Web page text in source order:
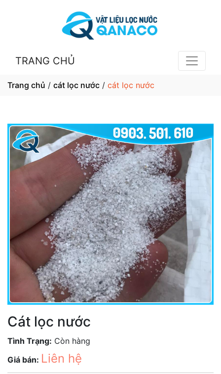
TRANG CHỦ
Trang chủ / cát lọc nước / cát lọc nước
Cát lọc nước
Tình Trạng: Còn hàng
Giá bán: Liên hệ